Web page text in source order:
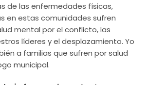
de las enfermedades físicas,
en estas comunidades sufren
mental por el conflicto, las
líderes y el desplazamiento. Yo
a familias que sufren por salud
municipal.